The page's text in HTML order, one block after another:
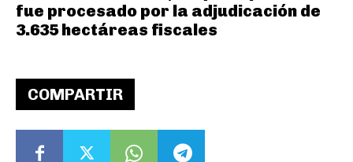
COMPARTIR
fue procesado por la adjudicación de
3.635 hectáreas fiscales